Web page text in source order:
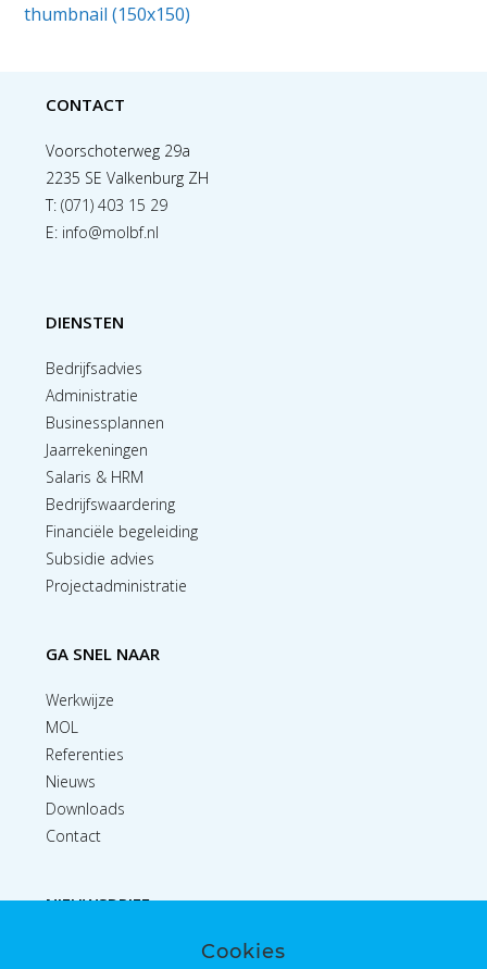
thumbnail (150x150)
CONTACT
Voorschoterweg 29a
2235 SE Valkenburg ZH
T:(071) 403 15 29
E: info@molbf.nl
DIENSTEN
Bedrijfsadvies
Administratie
Businessplannen
Jaarrekeningen
Salaris & HRM
Bedrijfswaardering
Financiële begeleiding
Subsidie advies
Projectadministratie
GA SNEL NAAR
Werkwijze
MOL
Referenties
Nieuws
Downloads
Contact
NIEUWSBRIEF
Cookies